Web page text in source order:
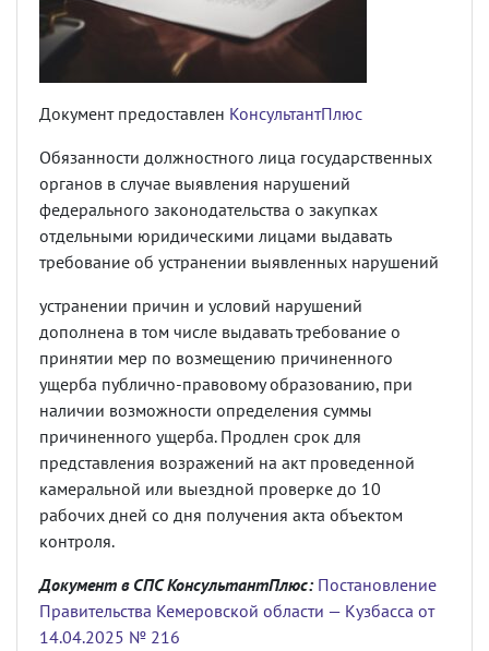
Документ предоставлен КонсультантПлюс
Обязанности должностного лица государственных
органов в случае выявления нарушений
федерального законодательства о закупках
отдельными юридическими лицами выдавать
требование об устранении выявленных нарушений
устранении причин и условий нарушений
дополнена в том числе выдавать требование о
принятии мер по возмещению причиненного
ущерба публично-правовому образованию, при
наличии возможности определения суммы
причиненного ущерба. Продлен срок для
представления возражений на акт проведенной
камеральной или выездной проверке до 10
рабочих дней со дня получения акта объектом
контроля.
Документ в СПС КонсультантПлюс: Постановление
Правительства Кемеровской области — Кузбасса от
14.04.2025 № 216